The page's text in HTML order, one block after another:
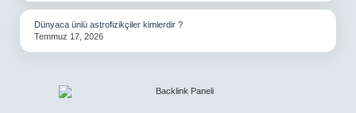
Dünyaca ünlü astrofizikçiler kimlerdir ?
Temmuz 17, 2026